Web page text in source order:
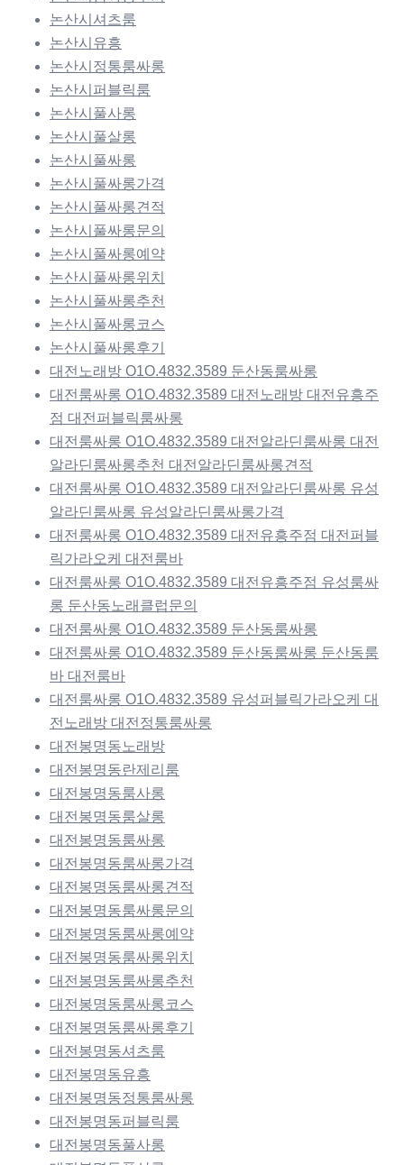
논산시셔츠룸
논산시유흥
논산시정통룸싸롱
논산시퍼블릭룸
논산시풀사롱
논산시풀살롱
논산시풀싸롱
논산시풀싸롱가격
논산시풀싸롱견적
논산시풀싸롱문의
논산시풀싸롱예약
논산시풀싸롱위치
논산시풀싸롱추천
논산시풀싸롱코스
논산시풀싸롱후기
대전노래방 O1O.4832.3589 둔산동룸싸롱
대전룸싸롱 O1O.4832.3589 대전노래방 대전유흥주
점 대전퍼블릭룸싸롱
대전룸싸롱 O1O.4832.3589 대전알라딘룸싸롱 대전
알라딘룸싸롱추천 대전알라딘룸싸롱견적
대전룸싸롱 O1O.4832.3589 대전알라딘룸싸롱 유성
알라딘룸싸롱 유성알라딘룸싸롱가격
대전룸싸롱 O1O.4832.3589 대전유흥주점 대전퍼블
릭가라오케 대전룸바
대전룸싸롱 O1O.4832.3589 대전유흥주점 유성룸싸
롱 둔산동노래클럽문의
대전룸싸롱 O1O.4832.3589 둔산동룸싸롱
대전룸싸롱 O1O.4832.3589 둔산동룸싸롱 둔산동룸
바 대전룸바
대전룸싸롱 O1O.4832.3589 유성퍼블릭가라오케 대
전노래방 대전정통룸싸롱
대전봉명동노래방
대전봉명동란제리룸
대전봉명동룸사롱
대전봉명동룸살롱
대전봉명동룸싸롱
대전봉명동룸싸롱가격
대전봉명동룸싸롱견적
대전봉명동룸싸롱문의
대전봉명동룸싸롱예약
대전봉명동룸싸롱위치
대전봉명동룸싸롱추천
대전봉명동룸싸롱코스
대전봉명동룸싸롱후기
대전봉명동셔츠룸
대전봉명동유흥
대전봉명동정통룸싸롱
대전봉명동퍼블릭룸
대전봉명동풀사롱